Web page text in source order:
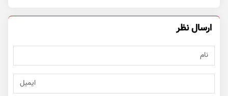
ارسال نظر